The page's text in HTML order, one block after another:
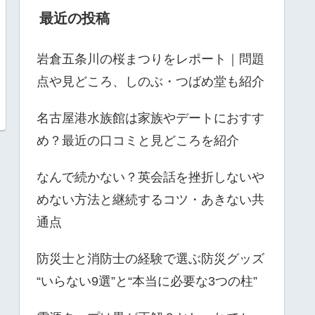
最近の投稿
岩倉五条川の桜まつりをレポート｜問題
点や見どころ、しのぶ・つばめ堂も紹介
名古屋港水族館は家族やデートにおすす
め？最近の口コミと見どころを紹介
なんで続かない？英会話を挫折しないや
めない方法と継続するコツ・あきない共
通点
防災士と消防士の経験で選ぶ防災グッズ
“いらない9選”と“本当に必要な3つの柱”